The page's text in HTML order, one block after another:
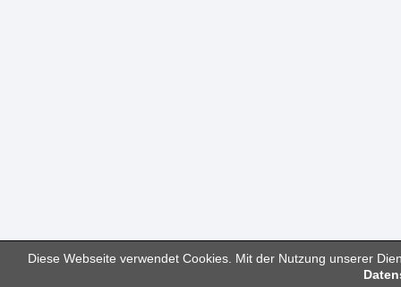
Diese Webseite verwendet Cookies. Mit der Nutzung unserer